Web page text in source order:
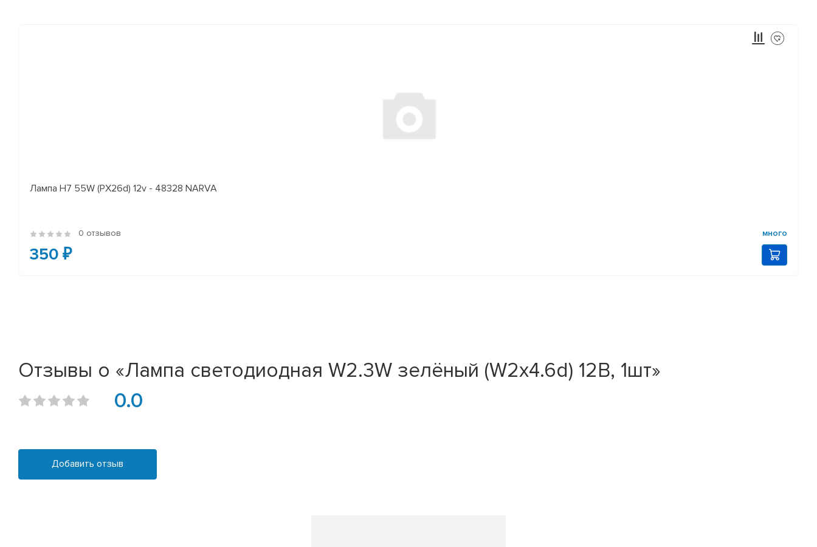
Лампа H7 55W (PX26d) 12v - 48328 NARVA
0 отзывов много
350 ₽
Отзывы о «Лампа светодиодная W2.3W зелёный (W2x4.6d) 12В, 1шт»
0.0
Добавить отзыв